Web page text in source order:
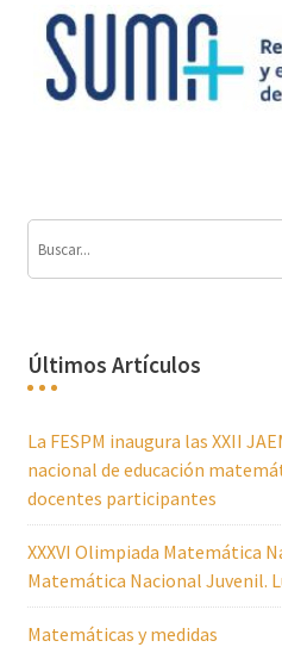
Últimos Artículos
La FESPM inaugura las XXII
nacional de educación
docentes participantes
XXXVI Olimpiada Matemática
Matemática Nacional Juvenil.
Matemáticas y medidas